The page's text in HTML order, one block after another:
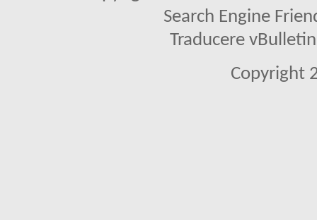
Search Engine
Traducere
Copyright